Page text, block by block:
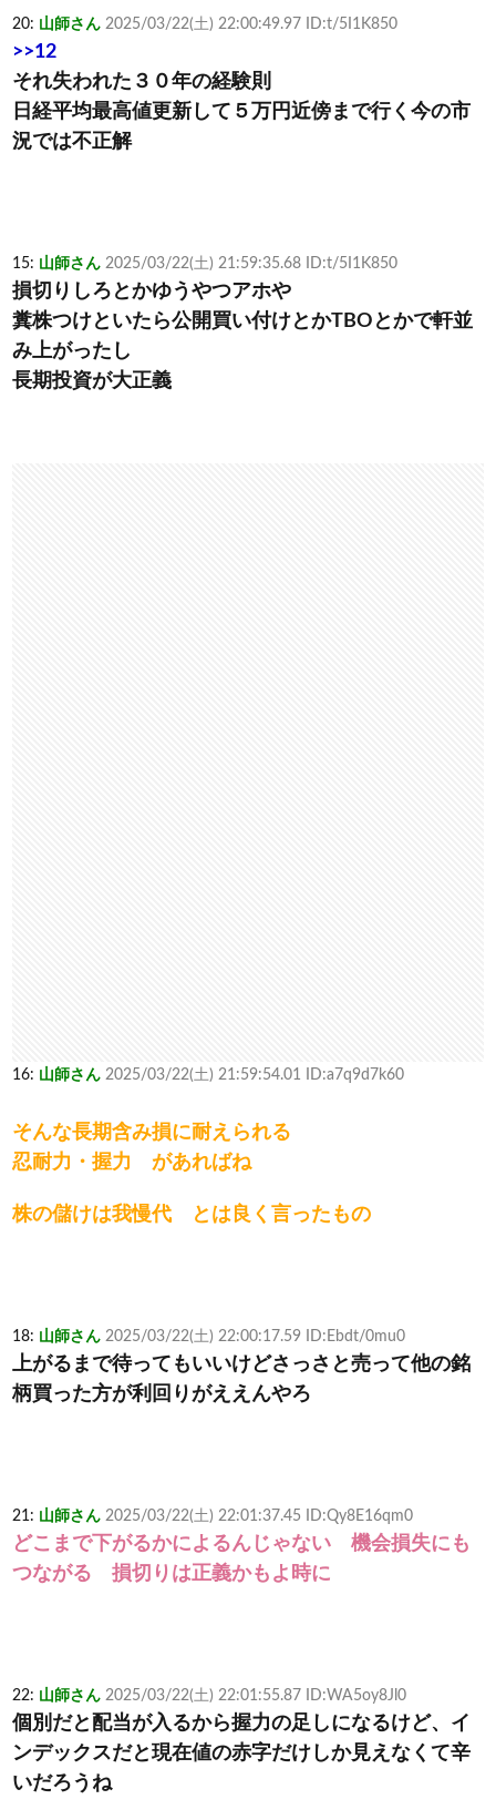
20: 山師さん 2025/03/22(土) 22:00:49.97 ID:t/5I1K850
>>12
それ失われた３０年の経験則
日経平均最高値更新して５万円近傍まで行く今の市
況では不正解
15: 山師さん 2025/03/22(土) 21:59:35.68 ID:t/5I1K850
損切りしろとかゆうやつアホや
糞株つけといたら公開買い付けとかTBOとかで軒並
み上がったし
長期投資が大正義
16: 山師さん 2025/03/22(土) 21:59:54.01 ID:a7q9d7k60
そんな長期含み損に耐えられる
忍耐力・握力 があればね
株の儲けは我慢代 とは良く言ったもの
18: 山師さん 2025/03/22(土) 22:00:17.59 ID:Ebdt/0mu0
上がるまで待ってもいいけどさっさと売って他の銘
柄買った方が利回りがええんやろ
21: 山師さん 2025/03/22(土) 22:01:37.45 ID:Qy8E16qm0
どこまで下がるかによるんじゃない 機会損失にも
つながる 損切りは正義かもよ時に
22: 山師さん 2025/03/22(土) 22:01:55.87 ID:WA5oy8Jl0
個別だと配当が入るから握力の足しになるけど、イ
ンデックスだと現在値の赤字だけしか見えなくて辛
いだろうね